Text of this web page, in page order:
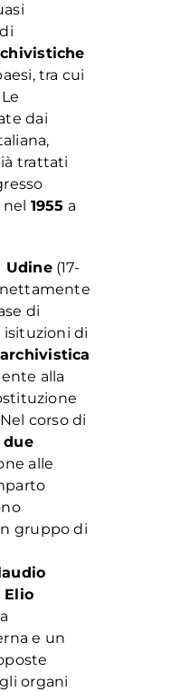
tra cui
dai
trattati
1955 a
Udine(17-
nettamente
di
isituzioni di
alla
corso di
due
alle
gruppo di
Elio
e un
organi